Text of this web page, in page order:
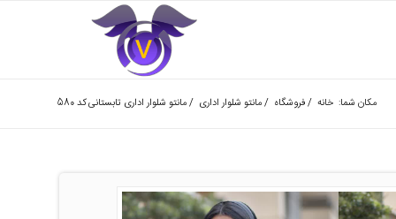
مکان شما: خانه /فروشگاه /مانتو شلوار اداری /مانتو شلوار اداری تابستانی کد 580